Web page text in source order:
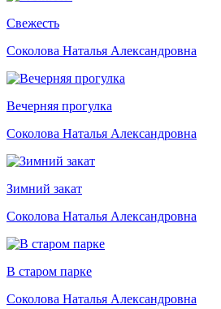
Свежесть
Соколова Наталья Александровна
Вечерняя прогулка
Соколова Наталья Александровна
Зимний закат
Соколова Наталья Александровна
В старом парке
Соколова Наталья Александровна